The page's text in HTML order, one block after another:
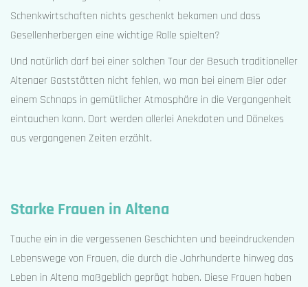
Schenkwirtschaften nichts geschenkt bekamen und dass
Gesellenherbergen eine wichtige Rolle spielten?
Und natürlich darf bei einer solchen Tour der Besuch traditioneller
Altenaer Gaststätten nicht fehlen, wo man bei einem Bier oder
einem Schnaps in gemütlicher Atmosphäre in die Vergangenheit
eintauchen kann. Dort werden allerlei Anekdoten und Dönekes
aus vergangenen Zeiten erzählt.
Starke Frauen in Altena
Tauche ein in die vergessenen Geschichten und beeindruckenden
Lebenswege von Frauen, die durch die Jahrhunderte hinweg das
Leben in Altena maßgeblich geprägt haben. Diese Frauen haben